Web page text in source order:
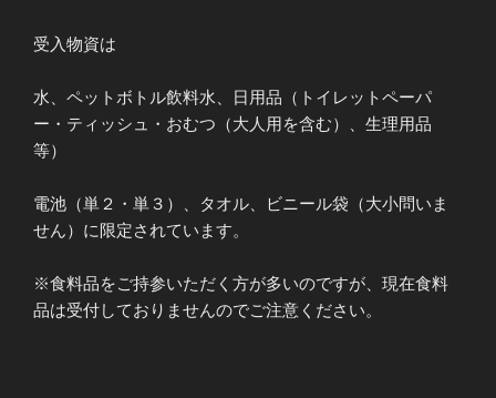
受入物資は
水、ペットボトル飲料水、日用品（トイレットペーパ
ー・ティッシュ・おむつ（大人用を含む）、生理用品
等）
電池（単２・単３）、タオル、ビニール袋（大小問いま
せん）に限定されています。
※食料品をご持参いただく方が多いのですが、現在食料
品は受付しておりませんのでご注意ください。